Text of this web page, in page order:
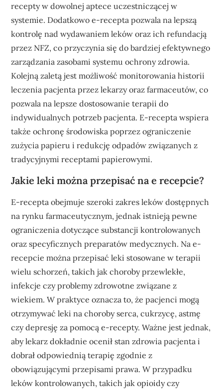
recepty w dowolnej aptece uczestniczącej w
systemie. Dodatkowo e-recepta pozwala na lepszą
kontrolę nad wydawaniem leków oraz ich refundacją
przez NFZ, co przyczynia się do bardziej efektywnego
zarządzania zasobami systemu ochrony zdrowia.
Kolejną zaletą jest możliwość monitorowania historii
leczenia pacjenta przez lekarzy oraz farmaceutów, co
pozwala na lepsze dostosowanie terapii do
indywidualnych potrzeb pacjenta. E-recepta wspiera
także ochronę środowiska poprzez ograniczenie
zużycia papieru i redukcję odpadów związanych z
tradycyjnymi receptami papierowymi.
Jakie leki można przepisać na e recepcie?
E-recepta obejmuje szeroki zakres leków dostępnych
na rynku farmaceutycznym, jednak istnieją pewne
ograniczenia dotyczące substancji kontrolowanych
oraz specyficznych preparatów medycznych. Na e-
recepcie można przepisać leki stosowane w terapii
wielu schorzeń, takich jak choroby przewlekłe,
infekcje czy problemy zdrowotne związane z
wiekiem. W praktyce oznacza to, że pacjenci mogą
otrzymywać leki na choroby serca, cukrzycę, astmę
czy depresję za pomocą e-recepty. Ważne jest jednak,
aby lekarz dokładnie ocenił stan zdrowia pacjenta i
dobrał odpowiednią terapię zgodnie z
obowiązującymi przepisami prawa. W przypadku
leków kontrolowanych, takich jak opioidy czy